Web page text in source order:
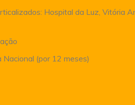
Hospital da Luz, Vitória
Nacional (por 12 meses)